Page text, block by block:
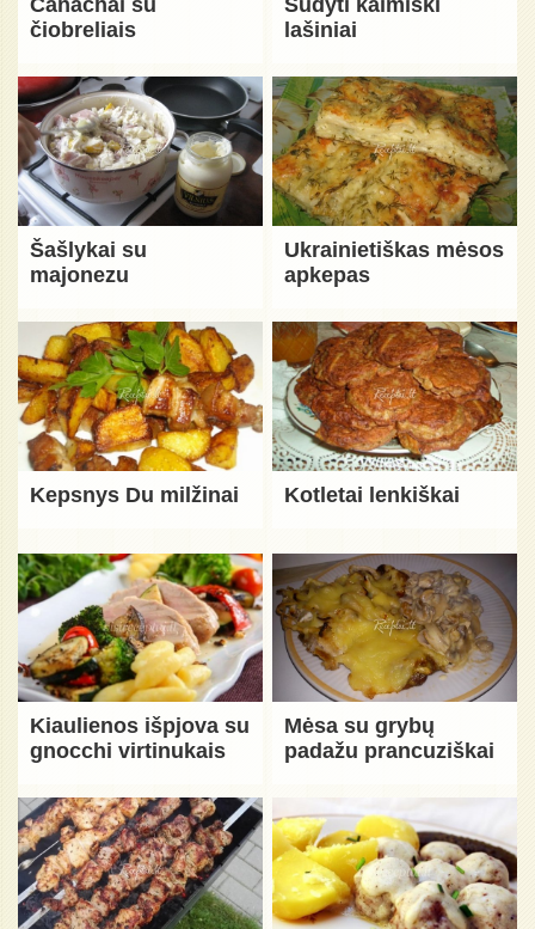
Čanachai su
čiobreliais
Sūdyti kaimiški
lašiniai
Šašlykai su
majonezu
Ukrainietiškas mėsos
apkepas
Kepsnys Du milžinai Kotletai lenkiškai
Kiaulienos išpjova su
gnocchi virtinukais
Mėsa su grybų
padažu prancuziškai